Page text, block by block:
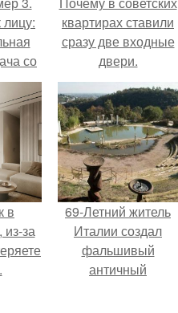
лицу:
со
на
квартирах ставили
сразу две входные
двери.
в
из-за
69-Летний житель
Италии создал
фальшивый
античный